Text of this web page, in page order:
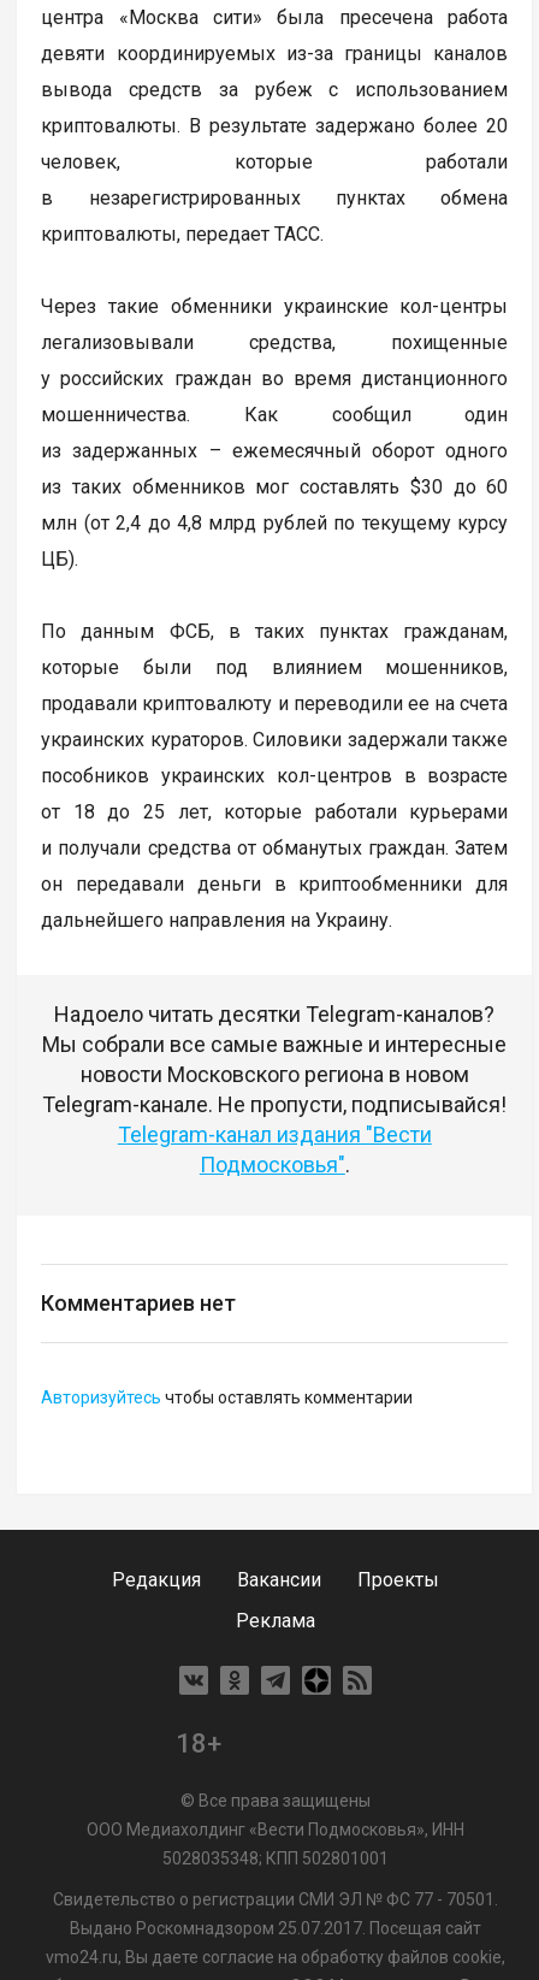
центра «Москва сити» была пресечена работа
девяти координируемых из-за границы каналов
вывода средств за рубеж с использованием
криптовалюты. В результате задержано более 20
человек, которые работали
в незарегистрированных пунктах обмена
криптовалюты, передает ТАСС.
Через такие обменники украинские кол-центры
легализовывали средства, похищенные
у российских граждан во время дистанционного
мошенничества. Как сообщил один
из задержанных – ежемесячный оборот одного
из таких обменников мог составлять $30 до 60
млн (от 2,4 до 4,8 млрд рублей по текущему курсу
ЦБ).
По данным ФСБ, в таких пунктах гражданам,
которые были под влиянием мошенников,
продавали криптовалюту и переводили ее на счета
украинских кураторов. Силовики задержали также
пособников украинских кол-центров в возрасте
от 18 до 25 лет, которые работали курьерами
и получали средства от обманутых граждан. Затем
он передавали деньги в криптообменники для
дальнейшего направления на Украину.
Надоело читать десятки Telegram-каналов?
Мы собрали все самые важные и интересные
новости Московского региона в новом
Telegram-канале. Не пропусти, подписывайся!
Telegram-канал издания "Вести
Подмосковья".
Комментариев нет
Авторизуйтесь чтобы оставлять комментарии
Редакция Вакансии
Проекты
Реклама
18+
© Все права защищены
ООО Медиахолдинг «Вести Подмосковья», ИНН
5028035348; КПП 502801001
Свидетельство о регистрации СМИ ЭЛ № ФС 77 - 70501.
Выдано Роскомнадзором 25.07.2017. Посещая сайт
vmo24.ru, Вы даете согласие на обработку файлов cookie,